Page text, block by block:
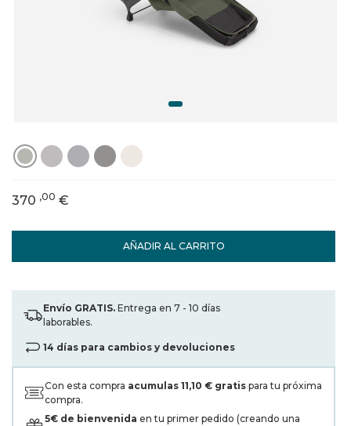
AÑADIR AL CARRITO
370 ,00 €
Envío GRATIS. Entrega en 7 - 10 días
laborables.
14 días para cambios y devoluciones
Con esta compra acumulas 11,10 € gratis para tu próxima
compra.
5€ de bienvenida en tu primer pedido (creando una